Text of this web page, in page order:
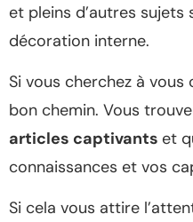
et pleins d’autres sujets
décoration interne.
Si vous cherchez à
bon chemin. Vous
articles captivants et
connaissances et vos
Si cela vous attire